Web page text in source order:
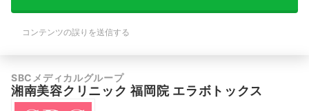
コンテンツの誤りを送信する
SBCメディカルグループ
湘南美容クリニック 福岡院 エラボトックス